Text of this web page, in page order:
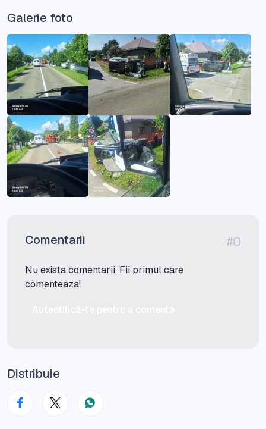
Galerie foto
Comentarii #0
Nu exista comentarii. Fii primul care
comenteaza!
Distribuie